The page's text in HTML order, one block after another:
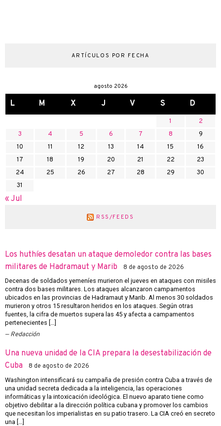
ARTÍCULOS POR FECHA
agosto 2026
L M X J V S D
1
2
3
4 5 6 7 8
9
10
11 12 13 14 15
16
17
18 19 20 21 22
23
24
25 26 27 28 29
30
31
« Jul
RSS/FEEDS
Los huthíes desatan un ataque demoledor contra las bases
militares de Hadramaut y Marib
8 de agosto de 2026
Decenas de soldados yemeníes murieron el jueves en ataques con misiles
contra dos bases militares. Los ataques alcanzaron campamentos
ubicados en las provincias de Hadramaut y Marib. Al menos 30 soldados
murieron y otros 15 resultaron heridos en los ataques. Según otras
fuentes, la cifra de muertos supera las 45 y afecta a campamentos
pertenecientes […]
Redacción
Una nueva unidad de la CIA prepara la desestabilización de
Cuba
8 de agosto de 2026
Washington intensificará su campaña de presión contra Cuba a través de
una unidad secreta dedicada a la inteligencia, las operaciones
informáticas y la intoxicación ideológica. El nuevo aparato tiene como
objetivo debilitar a la dirección política cubana y promover los cambios
que necesitan los imperialistas en su patio trasero. La CIA creó en secreto
una […]